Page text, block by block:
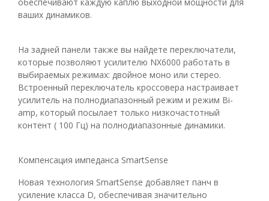
ваших динамиков.
На задней панели также вы найдете переключатели,
которые позволяют усилителю NX6000 работать в
выбираемых режимах: двойное моно или стерео.
Встроенный переключатель кроссовера настраивает
усилитель на полнодиапазонный режим и режим Bi-
amp, который посылает только низкочастотный
контент ( 100 Гц) на полнодиапазонные динамики.
Компенсация импеданса SmartSense
Новая технология SmartSense добавляет панч в
усиление класса D, обеспечивая значительно